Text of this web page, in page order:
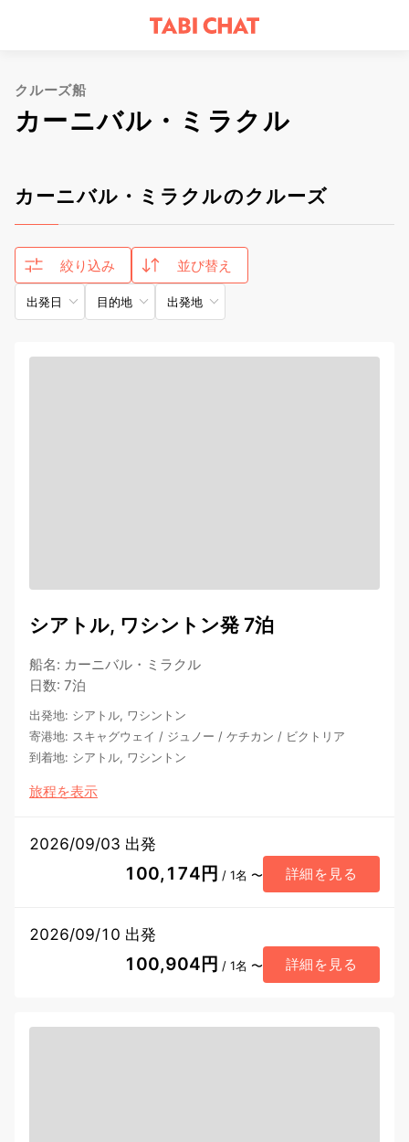
クルーズ船
カーニバル・ミラクル
カーニバル・ミラクルのクルーズ
絞り込み 並び替え
出発日 目的地 出発地
シアトル, ワシントン発 7泊
船名: カーニバル・ミラクル
日数: 7泊
出発地: シアトル, ワシントン
寄港地: スキャグウェイ / ジュノー / ケチカン / ビクトリア
到着地: シアトル, ワシントン
旅程を表示
2026/09/03 出発
100,174円 / 1名 〜 詳細を見る
2026/09/10 出発
100,904円 / 1名 〜 詳細を見る